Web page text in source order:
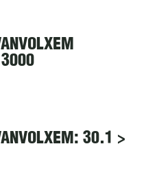
30.1 >